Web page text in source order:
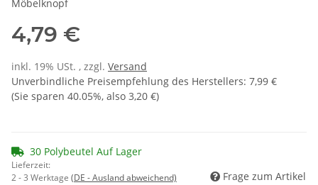
Möbelknopf
4,79 €
inkl. 19% USt. , zzgl. Versand
Unverbindliche Preisempfehlung des Herstellers: 7,99 €
(Sie sparen 40.05%, also 3,20 €)
30 Polybeutel Auf Lager
Lieferzeit:
2 - 3 Werktage (DE - Ausland abweichend) Frage zum Artikel